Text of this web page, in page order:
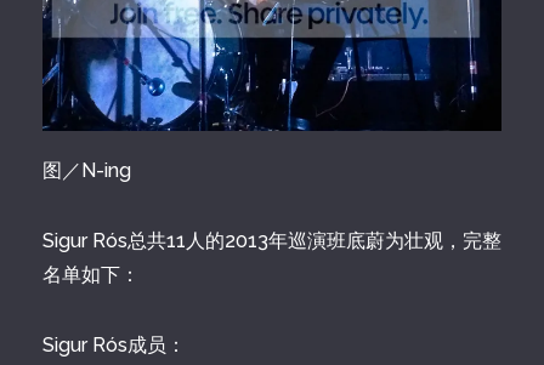
图／N-ing
Sigur Rós总共11人的2013年巡演班底蔚为壮观，完整
名单如下：
Sigur Rós成员：